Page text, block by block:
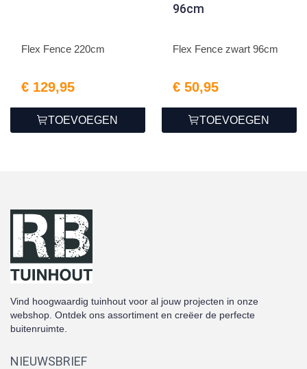
Flex Fence 220cm
€ 129,95
TOEVOEGEN
96cm
Flex Fence zwart 96cm
€ 50,95
TOEVOEGEN
Vind hoogwaardig tuinhout voor al jouw projecten in onze
webshop. Ontdek ons assortiment en creëer de perfecte
buitenruimte.
NIEUWSBRIEF